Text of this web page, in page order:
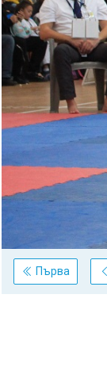
Първа